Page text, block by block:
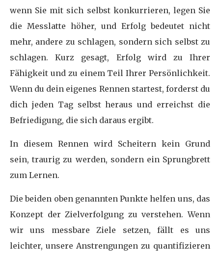
wenn Sie mit sich selbst konkurrieren, legen Sie
die Messlatte höher, und Erfolg bedeutet nicht
mehr, andere zu schlagen, sondern sich selbst zu
schlagen. Kurz gesagt, Erfolg wird zu Ihrer
Fähigkeit und zu einem Teil Ihrer Persönlichkeit.
Wenn du dein eigenes Rennen startest, forderst du
dich jeden Tag selbst heraus und erreichst die
Befriedigung, die sich daraus ergibt.
In diesem Rennen wird Scheitern kein Grund
sein, traurig zu werden, sondern ein Sprungbrett
zum Lernen.
Die beiden oben genannten Punkte helfen uns, das
Konzept der Zielverfolgung zu verstehen. Wenn
wir uns messbare Ziele setzen, fällt es uns
leichter, unsere Anstrengungen zu quantifizieren